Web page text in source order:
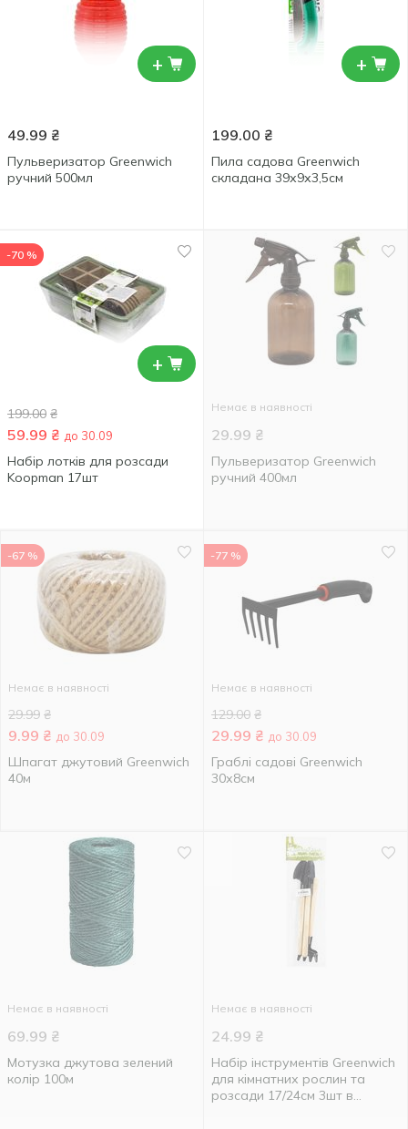
+
49.99 ₴
Пульверизатор Greenwich
ручний 500мл
+
199.00 ₴
Пила садова Greenwich
складана 39х9х3,5см
+
-70 %
199.00 ₴
59.99 ₴ до 30.09
Набір лотків для розсади
Koopman 17шт
Немає в наявності
29.99 ₴
Пульверизатор Greenwich
ручний 400мл
-67 %
Немає в наявності
29.99 ₴
9.99 ₴ до 30.09
Шпагат джутовий Greenwich
40м
-77 %
Немає в наявності
129.00 ₴
29.99 ₴ до 30.09
Граблі садові Greenwich
30х8см
Немає в наявності
69.99 ₴
Мотузка джутова зелений
колір 100м
Немає в наявності
24.99 ₴
Набір інструментів Greenwich
для кімнатних рослин та
розсади 17/24см 3шт в